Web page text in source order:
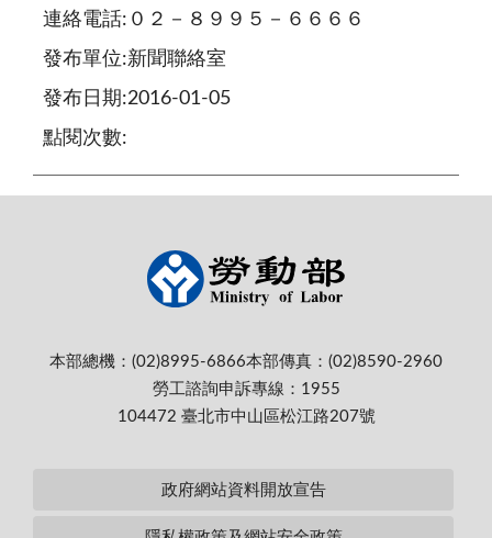
連絡電話:０２－８９９５－６６６６
發布單位:新聞聯絡室
發布日期:2016-01-05
點閱次數:
本部總機：(02)8995-6866本部傳真：(02)8590-2960
勞工諮詢申訴專線：1955
104472 臺北市中山區松江路207號
政府網站資料開放宣告